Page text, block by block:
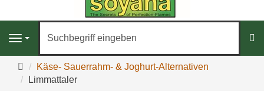
Navigation
Startseite
Käse- Sauerrahm- & Joghurt-Alternativen
Limmattaler